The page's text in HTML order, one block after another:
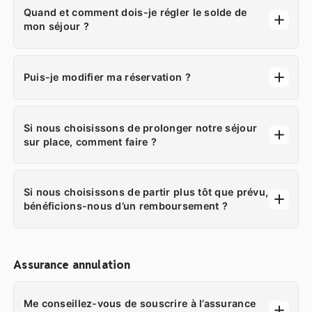
Quand et comment dois-je régler le solde de
mon séjour ?
Puis-je modifier ma réservation ?
Si nous choisissons de prolonger notre séjour
sur place, comment faire ?
Si nous choisissons de partir plus tôt que prévu,
bénéficions-nous d’un remboursement ?
Assurance annulation
Me conseillez-vous de souscrire à l’assurance